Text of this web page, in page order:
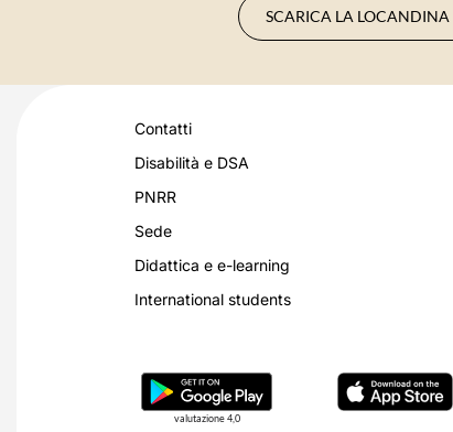
SCARICA LA LOCANDINA
Contatti
Disabilità e DSA
PNRR
Sede
Didattica e e-learning
International students
valutazione 4,0